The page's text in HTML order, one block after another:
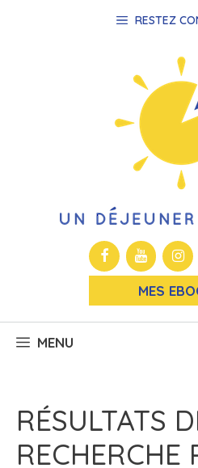
RESTEZ
MES
MENU
RÉSULTATS
RECHERCHE